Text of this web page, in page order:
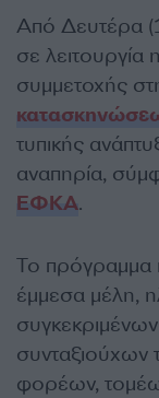
Από Δευτέρα
σε
συμμετοχής
τυπικής
αναπηρία,
ΕΦΚΑ.
Το
έμμεσα μέλη,
φορέων,